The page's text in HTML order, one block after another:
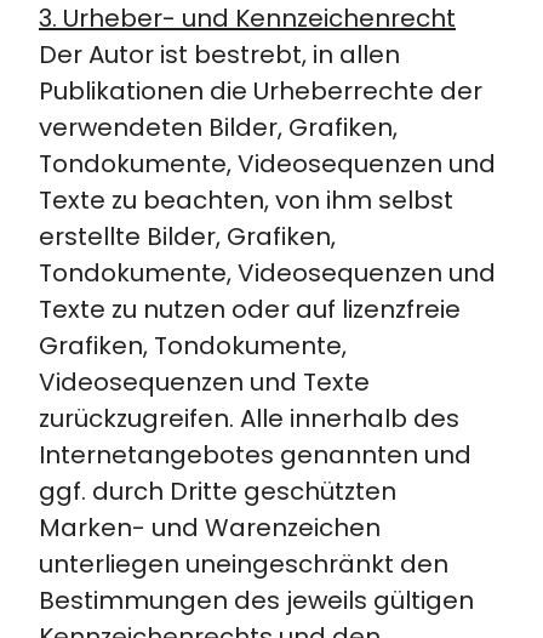
3. Urheber- und Kennzeichenrecht
Der Autor ist bestrebt, in allen
Publikationen die Urheberrechte der
verwendeten Bilder, Grafiken,
Tondokumente, Videosequenzen und
Texte zu beachten, von ihm selbst
erstellte Bilder, Grafiken,
Tondokumente, Videosequenzen und
Texte zu nutzen oder auf lizenzfreie
Grafiken, Tondokumente,
Videosequenzen und Texte
zurückzugreifen. Alle innerhalb des
Internetangebotes genannten und
ggf. durch Dritte geschützten
Marken- und Warenzeichen
unterliegen uneingeschränkt den
Bestimmungen des jeweils gültigen